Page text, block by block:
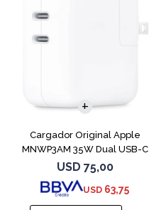
Cargador Original Apple
MNWP3AM 35W Dual USB-C
USD 75,00
USD 63,75